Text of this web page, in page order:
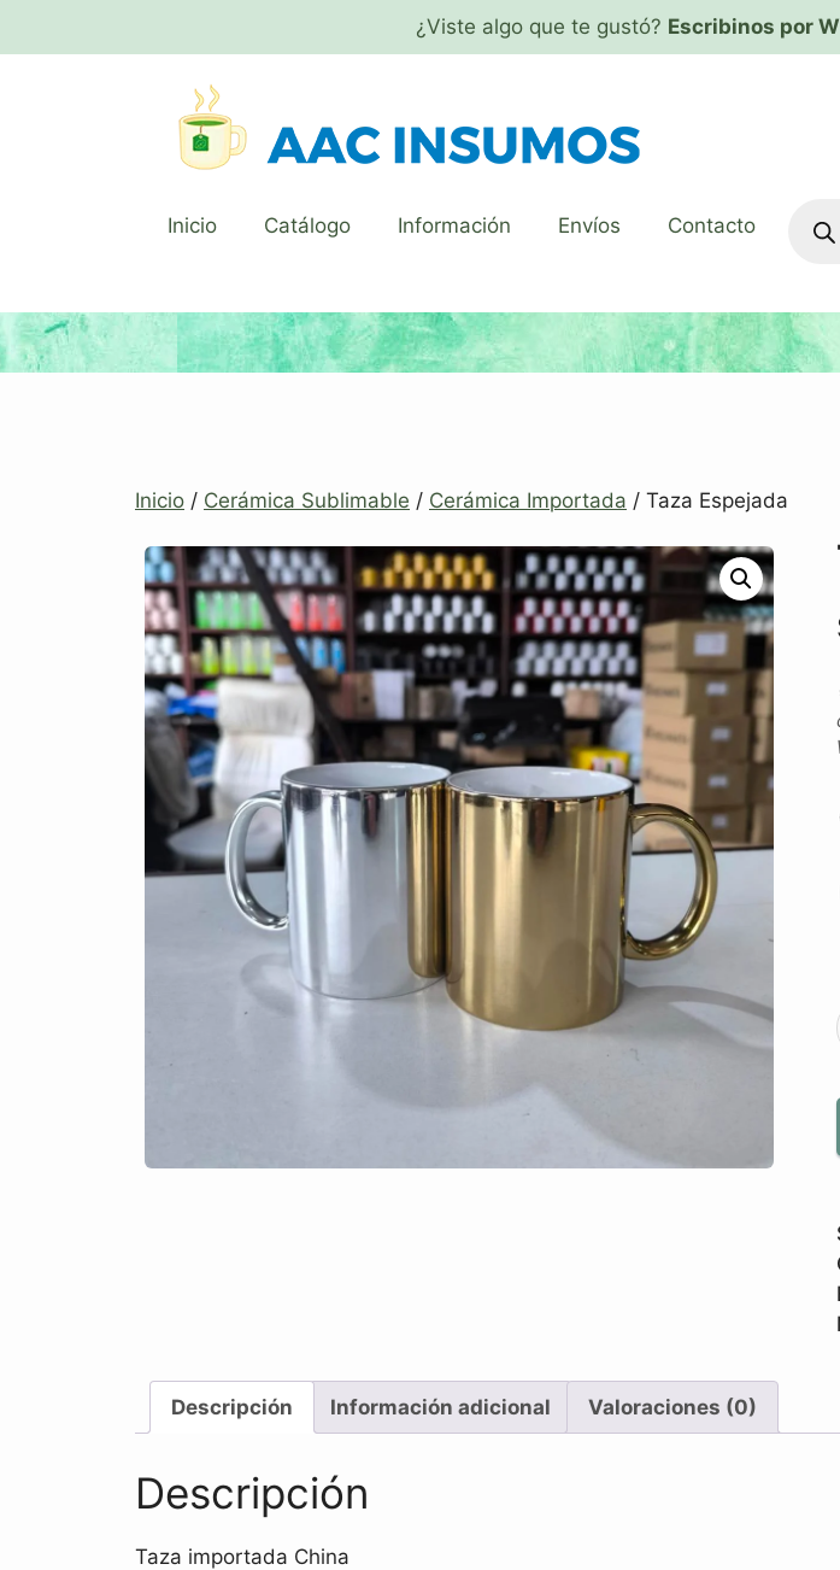
¿Viste algo que te gustó? Escribinos por
Inicio Catálogo Información Envíos Contacto
Inicio / Cerámica Sublimable / Cerámica Importada / Taza Espejada
Descripción Información adicional Valoraciones (0)
Descripción
Taza importada China